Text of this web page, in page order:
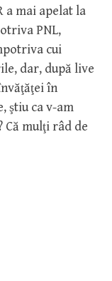
a mai apelat la
PNL,
cui
dar, după live
în
ştiu ca v-am
Că mulţi râd de